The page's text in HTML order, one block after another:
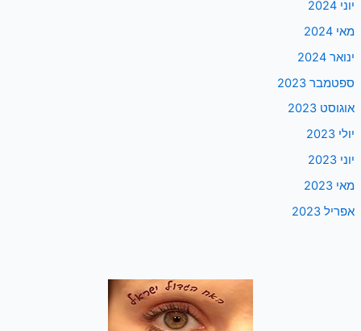
יוני 2024
מאי 2024
ינואר 2024
ספטמבר 2023
אוגוסט 2023
יולי 2023
יוני 2023
מאי 2023
אפריל 2023